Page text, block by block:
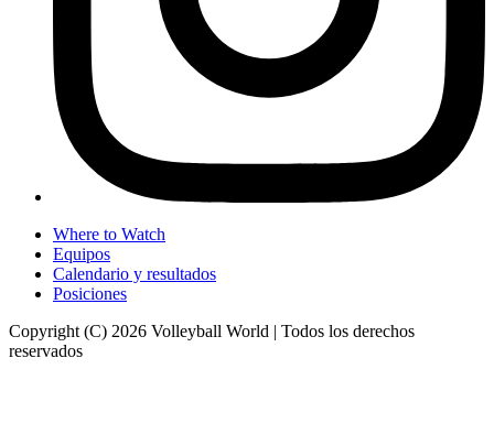
Where to Watch
Equipos
Calendario y resultados
Posiciones
Copyright (C) 2026 Volleyball World | Todos los derechos
reservados